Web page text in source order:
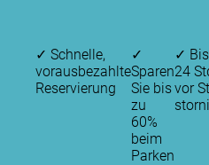
✓ Schnelle,
vorausbezahlte
Reservierung
✓
Sparen
Sie bis
zu
60%
beim
Parken
✓
24
vor